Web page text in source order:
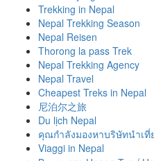
Trekking in Nepal
Nepal Trekking Season
Nepal Reisen
Thorong la pass Trek
Nepal Trekking Agency
Nepal Travel
Cheapest Treks in Nepal
尼泊尔之旅
Du lịch Nepal
คุณกำลังมองหาบริษัทนำเที่
Viaggi in Nepal